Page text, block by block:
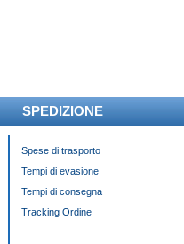
SPEDIZIONE
Spese di trasporto
Tempi di evasione
Tempi di consegna
Tracking Ordine